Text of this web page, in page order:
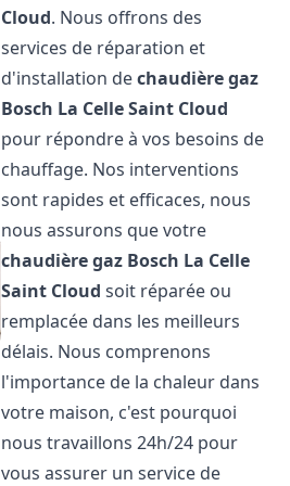
Cloud. Nous offrons des
services de réparation et
d'installation dechaudière gaz
Bosch La Celle Saint Cloud
pour répondre à vos besoins de
chauffage. Nos interventions
sont rapides et efficaces, nous
nous assurons que votre
chaudière gaz Bosch La Celle
Saint Cloud soit réparée ou
remplacée dans les meilleurs
délais. Nous comprenons
l'importance de la chaleur dans
votre maison, c'est pourquoi
nous travaillons 24h/24 pour
vous assurer un service de